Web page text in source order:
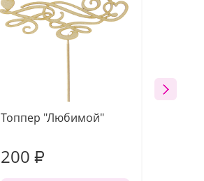
Топпер "Любимой"
200 ₽